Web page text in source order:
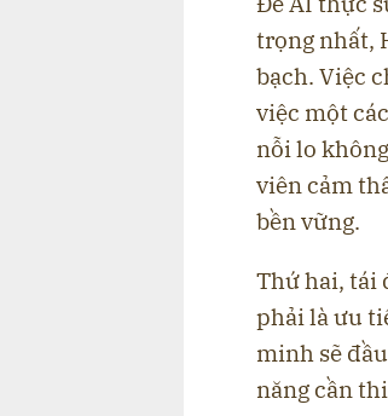
trọng nhất,
bạch. Việc
việc một
nỗi lo
viên cảm
bền vững.
Thứ hai, tái
phải là ưu
minh sẽ
năng cần